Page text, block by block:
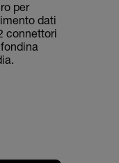
per
dati
connettori